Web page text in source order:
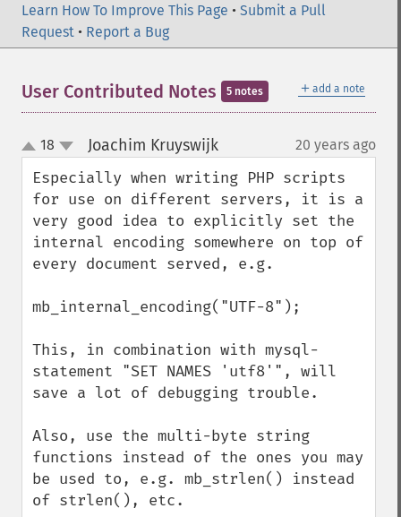
Learn How To Improve This Page • Submit a Pull
Request • Report a Bug
＋ add a note
User Contributed Notes 5 notes
up
down
18 Joachim Kruyswijk¶ 20 years ago
Especially when writing PHP scripts
for use on different servers, it is a
very good idea to explicitly set the
internal encoding somewhere on top of
every document served, e.g.
mb_internal_encoding("UTF-8");
This, in combination with mysql-
statement "SET NAMES 'utf8'", will
save a lot of debugging trouble.
Also, use the multi-byte string
functions instead of the ones you may
be used to, e.g. mb_strlen() instead
of strlen(), etc.